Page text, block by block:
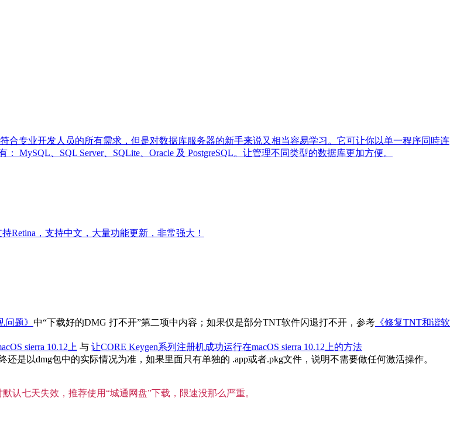
合专业开发人员的所有需求，但是对数据库服务器的新手来说又相当容易学习。它可让你以单一程序同時连
MySQL、SQL Server、SQLite、Oracle 及 PostgreSQL。让管理不同类型的数据库更加方便。
Retina，支持中文，大量功能更新，非常强大！
问题》 中“下载好的DMG 打不开”第二项中内容；如果仅是部分TNT软件闪退打不开，参考 《修复TNT和谐软
sierra 10.12上 与 让CORE Keygen系列注册机成功运行在macOS sierra 10.12上的方法
是以dmg包中的实际情况为准，如果里面只有单独的 .app或者.pkg文件，说明不需要做任何激活操作。
认七天失效，推荐使用“城通网盘”下载，限速没那么严重。